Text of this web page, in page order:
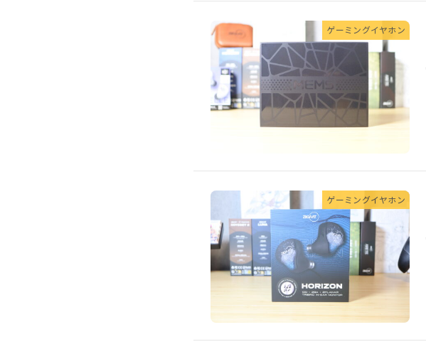
ゲーミングイヤホン
ゲーミングイヤホン